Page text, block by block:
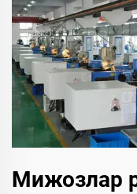
Мижозлар